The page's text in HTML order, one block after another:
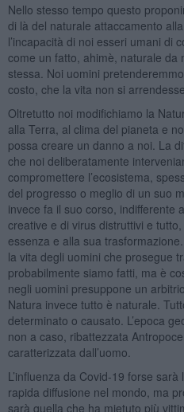
Nello stesso tempo questo
di là del naturale attaccamento
l’incapacità di noi esseri umani di
come un fatto, ahimè, naturale da
stessa. Noi uomini
costo, che la vita non si arrendesse.
Oltretutto noi modifichiamo la
alla Terra, al clima del pianeta e
possa creare un danno a noi. La
che noi deliberatamente
compromettere l’ecosistema,
del progresso o meglio di un suo
invece fa il suo corso, indifferente
creative e di virus distruttivi e
essenza e alla sua
la vita degli uomini che prosegue
probabilmente siamo fatti, ma è
negli uomini presuppone un
Natura invece tutto è naturale.
determinato o causato. L’epoca
non a caso, ribattezzata
caratterizzata dall’uomo.
L’influenza da Covid-19 forse
rapida diffusione nel mondo, ma
sarà quella che ha mietuto più